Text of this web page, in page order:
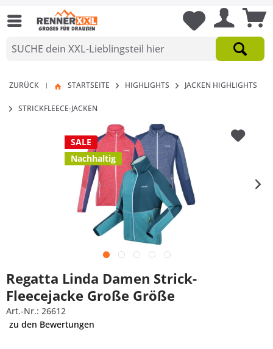
ZURÜCK | STARTSEITE HIGHLIGHTS JACKEN HIGHLIGHTS
STRICKFLEECE-JACKEN
SALE
Nachhaltig
Regatta Linda Damen Strick-
Fleecejacke Große Größe
Art.-Nr.: 26612
zu den Bewertungen